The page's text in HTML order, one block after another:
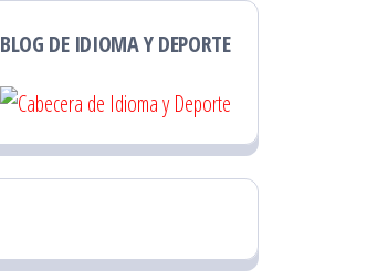
BLOG DE IDIOMA Y DEPORTE